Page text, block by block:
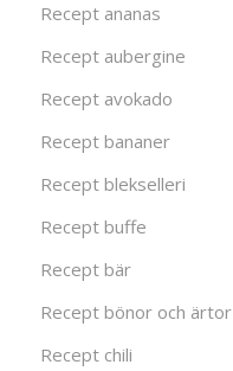
Recept ananas
Recept aubergine
Recept avokado
Recept bananer
Recept blekselleri
Recept buffe
Recept bär
Recept bönor och ärtor
Recept chili